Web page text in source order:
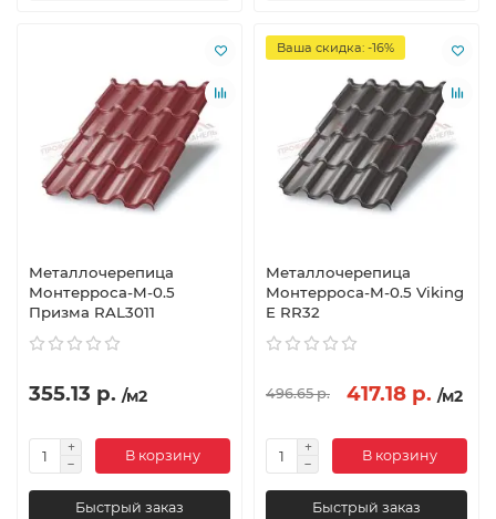
Металлочерепица
Монтерроса-M-0.5
Призма RAL3011
355.13 р. /м2
В корзину
Быстрый заказ
Ваша скидка: -16%
Металлочерепица
Монтерроса-M-0.5 Viking
E RR32
496.65 р. 417.18 р. /м2
В корзину
Быстрый заказ